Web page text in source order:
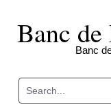
contentBanc
Banc